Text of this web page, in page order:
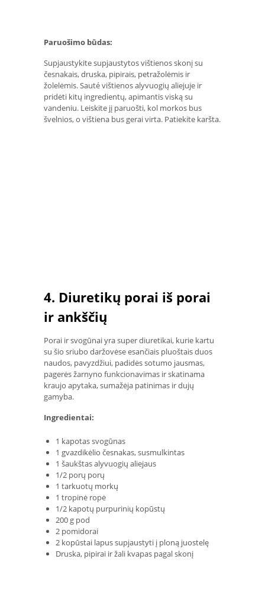
Paruošimo būdas:
Supjaustykite supjaustytos vištienos skonį su
česnakais, druska, pipirais, petražolėmis ir
žolelėmis. Sauté vištienos alyvuogių aliejuje ir
pridėti kitų ingredientų, apimantis viską su
vandeniu. Leiskite jį paruošti, kol morkos bus
švelnios, o vištiena bus gerai virta. Patiekite karšta.
4. Diuretikų porai iš porai
ir ankščių
Porai ir svogūnai yra super diuretikai, kurie kartu
su šio sriubo daržovėse esančiais pluoštais duos
naudos, pavyzdžiui, padidės sotumo jausmas,
pagerės žarnyno funkcionavimas ir skatinama
kraujo apytaka, sumažėja patinimas ir dujų
gamyba.
Ingredientai:
1 kapotas svogūnas
1 gvazdikėlio česnakas, susmulkintas
1 šaukštas alyvuogių aliejaus
1/2 porų porų
1 tarkuotų morkų
1 tropinė ropė
1/2 kapotų purpurinių kopūstų
200 g pod
2 pomidorai
2 kopūstai lapus supjaustyti į ploną juostelę
Druska, pipirai ir žali kvapas pagal skonį